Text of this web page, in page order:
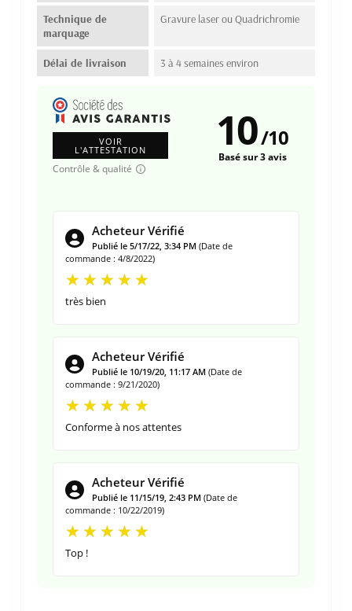
Technique de
marquage
Gravure laser ou Quadrichromie
Délai de livraison 3 à 4 semaines environ
VOIR
L'ATTESTATION
Contrôle & qualité
10/10
Basé sur 3 avis
Acheteur Vérifié
Publié le 5/17/22, 3:34 PM (Date de
commande : 4/8/2022)
très bien
Acheteur Vérifié
Publié le 10/19/20, 11:17 AM (Date de
commande : 9/21/2020)
Conforme à nos attentes
Acheteur Vérifié
Publié le 11/15/19, 2:43 PM (Date de
commande : 10/22/2019)
Top !